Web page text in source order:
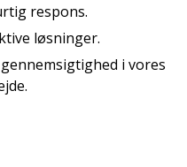
respons.
løsninger.
i vores